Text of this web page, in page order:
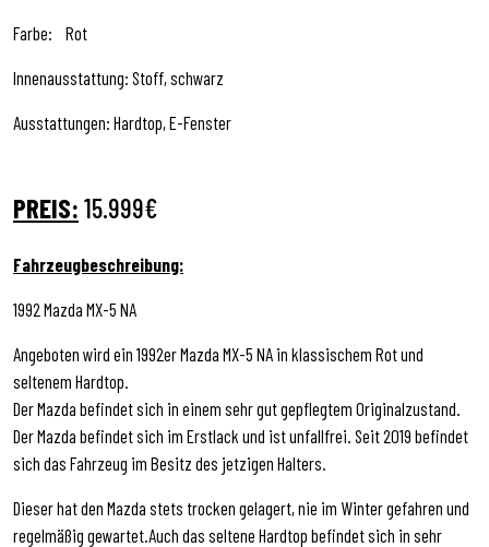
Farbe: Rot
Innenausstattung: Stoff, schwarz
Ausstattungen: Hardtop, E-Fenster
PREIS: 15.999€
Fahrzeugbeschreibung:
1992 Mazda MX-5 NA
Angeboten wird ein 1992er Mazda MX-5 NA in klassischem Rot und
seltenem Hardtop.
Der Mazda befindet sich in einem sehr gut gepflegtem Originalzustand.
Der Mazda befindet sich im Erstlack und ist unfallfrei. Seit 2019 befindet
sich das Fahrzeug im Besitz des jetzigen Halters.
Dieser hat den Mazda stets trocken gelagert, nie im Winter gefahren und
regelmäßig gewartet.Auch das seltene Hardtop befindet sich in sehr